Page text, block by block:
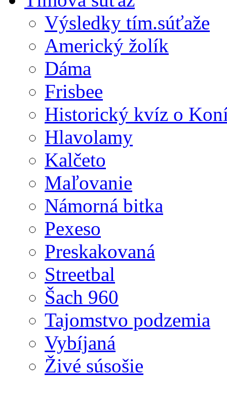
Výsledky tím.súťaže
Americký žolík
Dáma
Frisbee
Historický kvíz o
Hlavolamy
Kalčeto
Maľovanie
Námorná bitka
Pexeso
Preskakovaná
Streetbal
Šach 960
Tajomstvo podzemia
Vybíjaná
Živé súsošie